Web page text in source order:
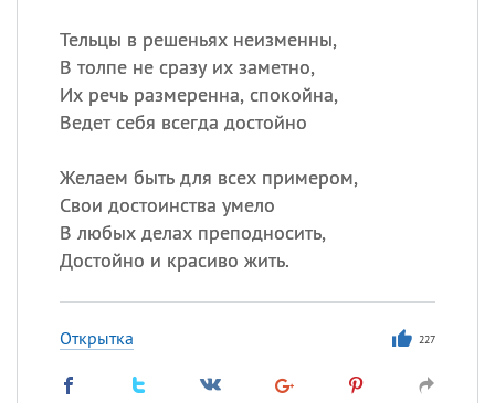
Тельцы в решеньях неизменны,
В толпе не сразу их заметно,
Их речь размеренна, спокойна,
Ведет себя всегда достойно
Желаем быть для всех примером,
Свои достоинства умело
В любых делах преподносить,
Достойно и красиво жить.
Открытка 227